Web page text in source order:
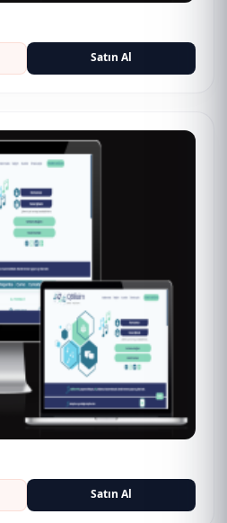
Satın Al
Satın Al